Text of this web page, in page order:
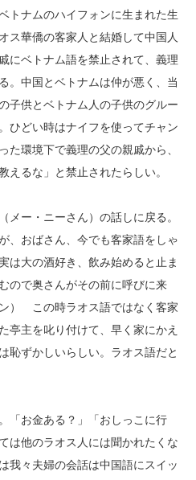
トナムのハイフォンに生まれた生
ス華僑の客家人と結婚して中国人
にベトナム語を禁止されて、義理
。中国とベトナムは仲が悪く、当
子供とベトナム人の子供のグルー
ひどい時はナイフを使ってチャン
た環境下で義理の父の親戚から、
えるな」と禁止されたらしい。
メー・ニーさん）の話しに戻る。
、おばさん、今でも客家語をしゃ
は大の酒好き、飲み始めると止ま
ので奥さんがその前に呼びに来
） この時ラオス語ではなく客家
亭主を叱り付けて、早く家にかえ
恥ずかしいらしい。ラオス語だと
「お金ある？」「おしっこに行
は他のラオス人には聞かれたくな
我々夫婦の会話は中国語にスイッ